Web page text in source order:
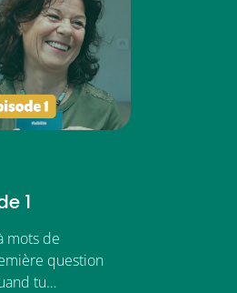
1
mots de
question
tu…